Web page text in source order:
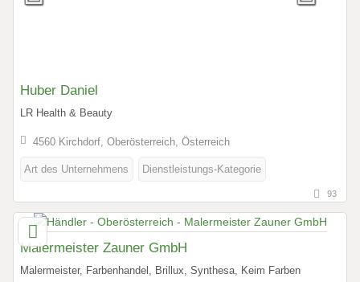
Huber Daniel
LR Health & Beauty
4560 Kirchdorf, Oberösterreich, Österreich
Art des Unternehmens Dienstleistungs-Kategorie
93
Malermeister Zauner GmbH
Malermeister, Farbenhandel, Brillux, Synthesa, Keim Farben